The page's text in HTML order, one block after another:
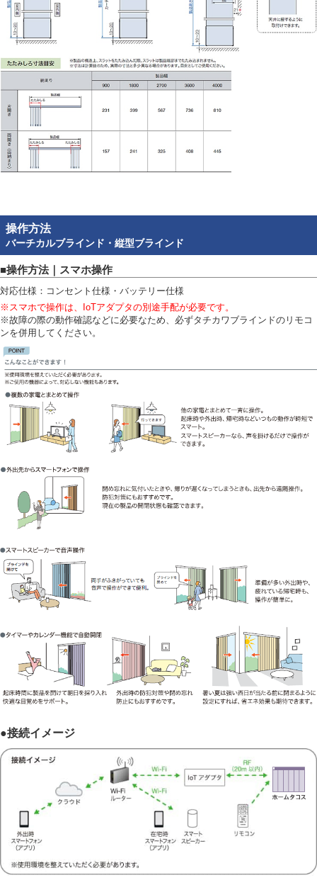
操作方法
バーチカルブラインド・縦型ブラインド
■操作方法｜スマホ操作
対応仕様：コンセント仕様・バッテリー仕様
※スマホで操作は、IoTアダプタの別途手配が必要です。
※故障の際の動作確認などに必要なため、必ずタチカワブラインドのリモコ
ンを併用してください。
●接続イメージ